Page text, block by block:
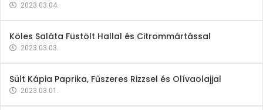
2023.03.04.
Köles Saláta Füstölt Hallal és Citrommártással
2023.03.03.
Sült Kápia Paprika, Fűszeres Rizzsel és Olívaolajjal
2023.03.01.